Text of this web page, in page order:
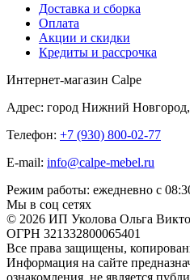
Доставка и сборка
Оплата
Акции и скидки
Кредиты и рассрочка
Интернет-магазин Calpe
Адрес: город Нижний Новгород,
Телефон: +7 (930) 800-02-77
E-mail: info@calpe-mebel.ru
Режим работы: ежедневно с
Мы в соц сетях
© 2026 ИП Уколова Ольга
ОГРН 321332800065401
Все права защищены,
Информация на сайте
ознакомления, не является